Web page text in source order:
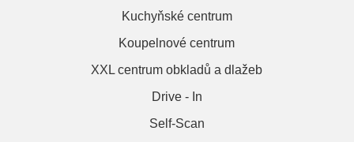
Kuchyňské centrum
Koupelnové centrum
XXL centrum obkladů a dlažeb
Drive - In
Self-Scan